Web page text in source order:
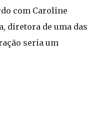
com Caroline
diretora de uma das
seria um